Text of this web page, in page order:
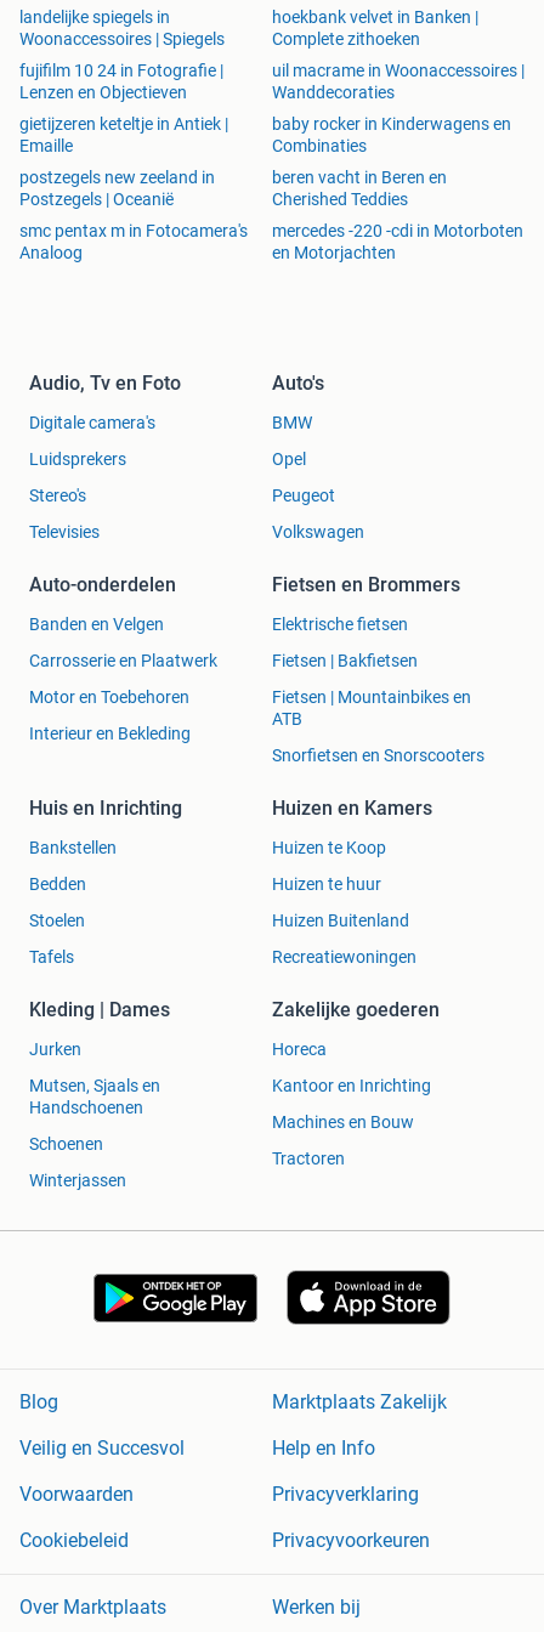
Al onze producten liggen op voorraad in Nederland en
worden, wanneer ze voor
14:00zijn besteld, de volgende
dag geleverd!
Contact
Je kunt altijd een bericht sturen met vragen naar:
info@lendo-online.eu
landelijke spiegels in
Woonaccessoires | Spiegels
hoekbank velvet in Banken |
Complete zithoeken
fujifilm 10 24 in Fotografie |
Lenzen en Objectieven
uil macrame in Woonaccessoires |
Wanddecoraties
gietijzeren keteltje in Antiek |
Emaille
baby rocker in Kinderwagens en
Combinaties
postzegels new zeeland in
Postzegels | Oceanië
beren vacht in Beren en
Cherished Teddies
smc pentax m in Fotocamera's
Analoog
mercedes -220 -cdi in Motorboten
en Motorjachten
Audio, Tv en Foto
Digitale camera's
Luidsprekers
Stereo's
Televisies
Auto's
BMW
Opel
Peugeot
Volkswagen
Auto-onderdelen
Banden en Velgen
Carrosserie en Plaatwerk
Motor en Toebehoren
Interieur en Bekleding
Fietsen en Brommers
Elektrische fietsen
Fietsen | Bakfietsen
Fietsen | Mountainbikes en
ATB
Snorfietsen en Snorscooters
Huis en Inrichting
Bankstellen
Bedden
Stoelen
Tafels
Huizen en Kamers
Huizen te Koop
Huizen te huur
Huizen Buitenland
Recreatiewoningen
Kleding | Dames
Jurken
Mutsen, Sjaals en
Handschoenen
Schoenen
Winterjassen
Zakelijke goederen
Horeca
Kantoor en Inrichting
Machines en Bouw
Tractoren
Blog
Marktplaats Zakelijk
Veilig en Succesvol
Help en Info
Voorwaarden
Privacyverklaring
Cookiebeleid
Privacyvoorkeuren
Over Marktplaats Werken bij